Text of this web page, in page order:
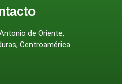
de Oriente,
Centroamérica.